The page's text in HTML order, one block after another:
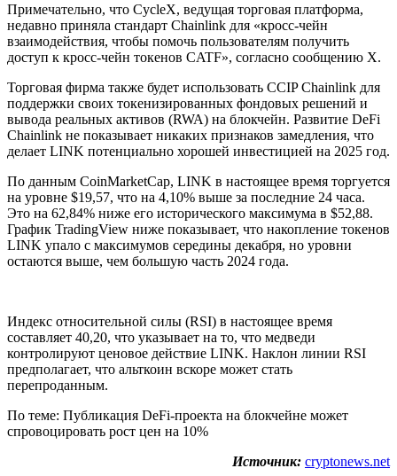
Примечательно, что CycleX, ведущая торговая платформа,
недавно приняла стандарт Chainlink для «кросс-чейн
взаимодействия, чтобы помочь пользователям получить
доступ к кросс-чейн токенов CATF», согласно сообщению X.
Торговая фирма также будет использовать CCIP Chainlink для
поддержки своих токенизированных фондовых решений и
вывода реальных активов (RWA) на блокчейн. Развитие DeFi
Chainlink не показывает никаких признаков замедления, что
делает LINK потенциально хорошей инвестицией на 2025 год.
По данным CoinMarketCap, LINK в настоящее время торгуется
на уровне $19,57, что на 4,10% выше за последние 24 часа.
Это на 62,84% ниже его исторического максимума в $52,88.
График TradingView ниже показывает, что накопление токенов
LINK упало с максимумов середины декабря, но уровни
остаются выше, чем большую часть 2024 года.
Индекс относительной силы (RSI) в настоящее время
составляет 40,20, что указывает на то, что медведи
контролируют ценовое действие LINK. Наклон линии RSI
предполагает, что альткоин вскоре может стать
перепроданным.
По теме: Публикация DeFi-проекта на блокчейне может
спровоцировать рост цен на 10%
Источник: cryptonews.net